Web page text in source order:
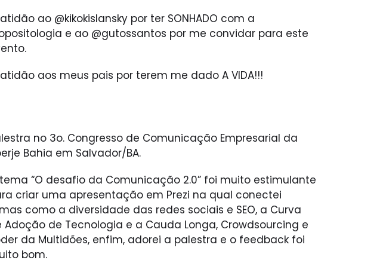
ao @kikokislansky por ter SONHADO com a
e ao @gutossantos por me convidar para este
aos meus pais por terem me dado A VIDA!!!
no 3o. Congresso de Comunicação Empresarial da
Bahia em Salvador/BA.
“O desafio da Comunicação 2.0” foi muito estimulante
criar uma apresentação em Prezi na qual conectei
como a diversidade das redes sociais e SEO, a Curva
Adoção de Tecnologia e a Cauda Longa, Crowdsourcing e
da Multidões, enfim, adorei a palestra e o feedback foi
bom.